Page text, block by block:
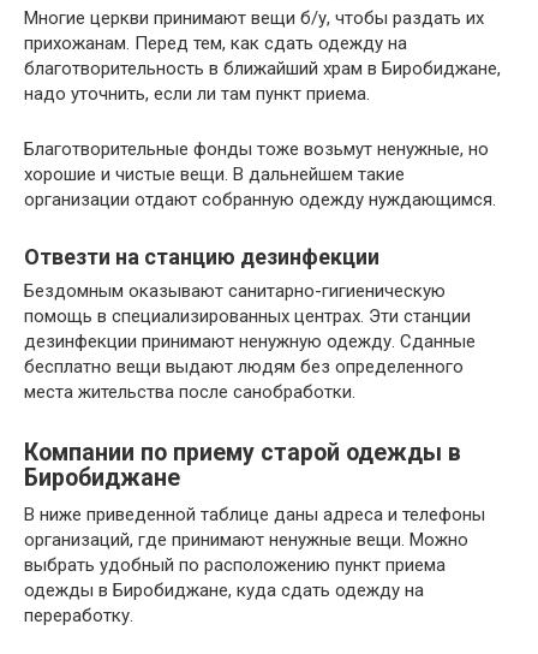
Многие церкви принимают вещи б/у, чтобы раздать их
прихожанам. Перед тем, как сдать одежду на
благотворительность в ближайший храм в Биробиджане,
надо уточнить, если ли там пункт приема.
Благотворительные фонды тоже возьмут ненужные, но
хорошие и чистые вещи. В дальнейшем такие
организации отдают собранную одежду нуждающимся.
Отвезти на станцию дезинфекции
Бездомным оказывают санитарно-гигиеническую
помощь в специализированных центрах. Эти станции
дезинфекции принимают ненужную одежду. Сданные
бесплатно вещи выдают людям без определенного
места жительства после санобработки.
Компании по приему старой одежды в
Биробиджане
В ниже приведенной таблице даны адреса и телефоны
организаций, где принимают ненужные вещи. Можно
выбрать удобный по расположению пункт приема
одежды в Биробиджане, куда сдать одежду на
переработку.